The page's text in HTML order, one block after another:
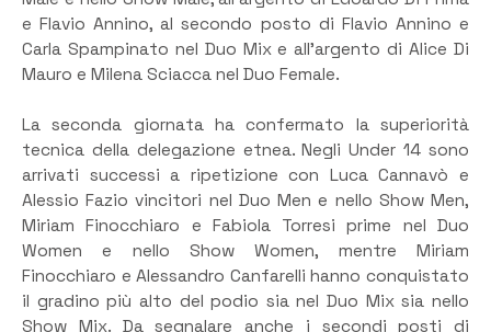
e Flavio Annino, al secondo posto di Flavio Annino e
Carla Spampinato nel Duo Mix e all’argento di Alice Di
Mauro e Milena Sciacca nel Duo Female.
La seconda giornata ha confermato la superiorità
tecnica della delegazione etnea. Negli Under 14 sono
arrivati successi a ripetizione con Luca Cannavò e
Alessio Fazio vincitori nel Duo Men e nello Show Men,
Miriam Finocchiaro e Fabiola Torresi prime nel Duo
Women e nello Show Women, mentre Miriam
Finocchiaro e Alessandro Canfarelli hanno conquistato
il gradino più alto del podio sia nel Duo Mix sia nello
Show Mix. Da segnalare anche i secondi posti di